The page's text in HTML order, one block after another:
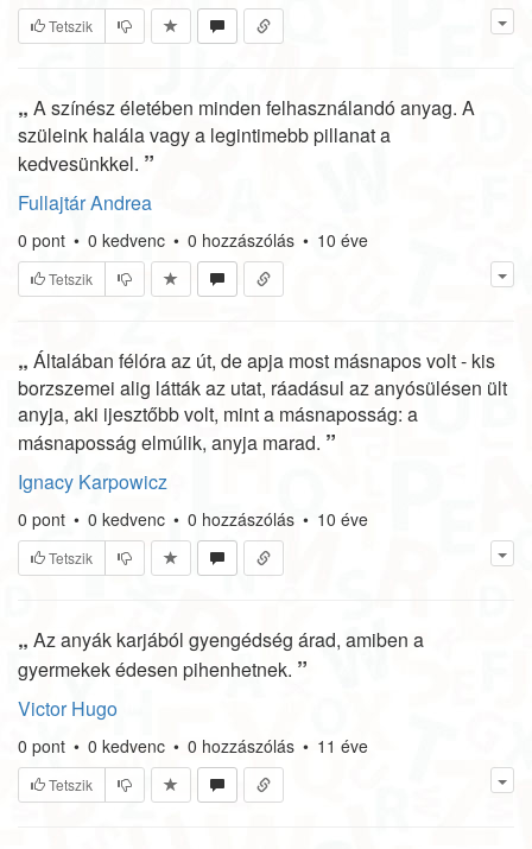
Tetszik
„ A színész életében minden felhasználandó anyag. A
szüleink halála vagy a legintimebb pillanat a
kedvesünkkel. ”
Fullajtár Andrea
0 pont • 0 kedvenc • 0 hozzászólás • 10 éve
Tetszik
„ Általában félóra az út, de apja most másnapos volt - kis
borzszemei alig látták az utat, ráadásul az anyósülésen ült
anyja, aki ijesztőbb volt, mint a másnaposság: a
másnaposság elmúlik, anyja marad. ”
Ignacy Karpowicz
0 pont • 0 kedvenc • 0 hozzászólás • 10 éve
Tetszik
„ Az anyák karjából gyengédség árad, amiben a
gyermekek édesen pihenhetnek. ”
Victor Hugo
0 pont • 0 kedvenc • 0 hozzászólás • 11 éve
Tetszik